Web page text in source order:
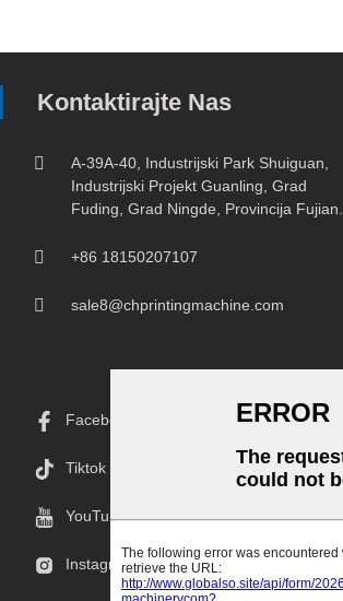
Kontaktirajte Nas
A-39A-40, Industrijski Park Shuiguan,
Industrijski Projekt Guanling, Grad
Fuding, Grad Ningde, Provincija Fujian.
+86 18150207107
sale8@chprintingmachine.com
Facebook
Tiktok
YouTube
Instagram